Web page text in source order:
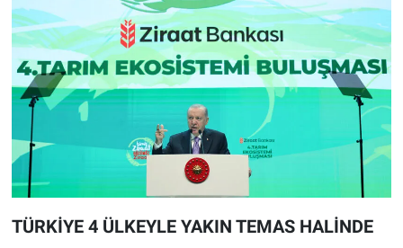
TÜRKİYE 4 ÜLKEYLE YAKIN TEMAS HALİNDE